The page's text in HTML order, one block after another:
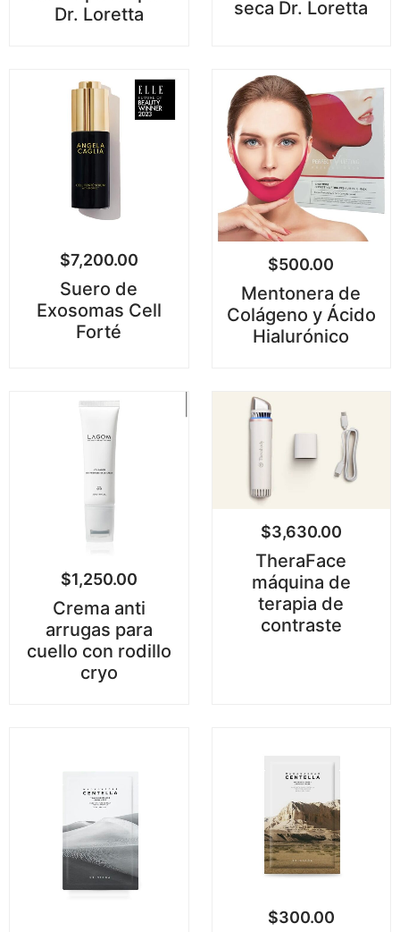
Dr. Loretta
seca Dr. Loretta
$7,200.00
Suero de
Exosomas Cell
Forté
$500.00
Mentonera de
Colágeno y Ácido
Hialurónico
$1,250.00
Crema anti
arrugas para
cuello con rodillo
cryo
$3,630.00
TheraFace
máquina de
terapia de
contraste
$300.00